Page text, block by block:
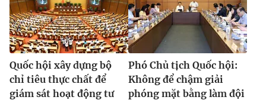
Quốc hội xây dựng bộ
chỉ tiêu thực chất để
giám sát hoạt động tư
Phó Chủ tịch Quốc hội:
Không để chậm giải
phóng mặt bằng làm đội